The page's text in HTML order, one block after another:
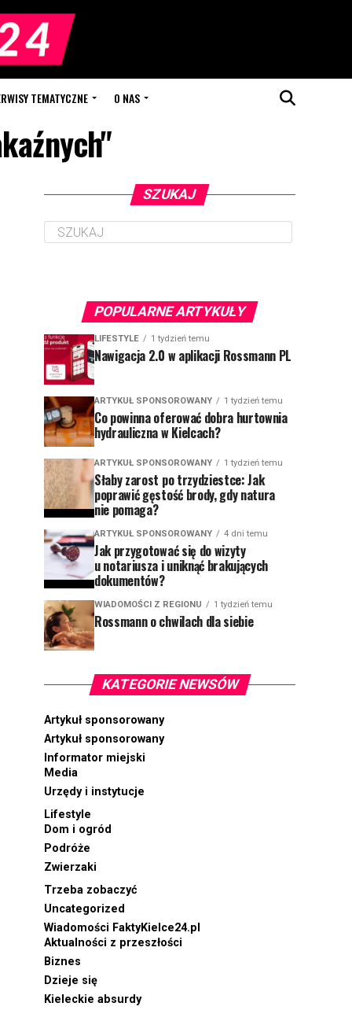
TEMATYCZNE O NAS
SZUKAJ
POPULARNE ARTYKUŁY
LIFESTYLE 1 tydzień temu
Nawigacja 2.0 w aplikacji Rossmann PL
ARTYKUŁ SPONSOROWANY 1 tydzień temu
Co powinna oferować dobra hurtownia
hydrauliczna w Kielcach?
ARTYKUŁ SPONSOROWANY 1 tydzień temu
Słaby zarost po trzydziestce: Jak
poprawić gęstość brody, gdy natura
nie pomaga?
ARTYKUŁ SPONSOROWANY 4 dni temu
Jak przygotować się do wizyty
u notariusza i uniknąć brakujących
dokumentów?
WIADOMOŚCI Z REGIONU 1 tydzień temu
Rossmann o chwilach dla siebie
KATEGORIE NEWSÓW
Artykuł sponsorowany
Artykuł sponsorowany
Informator miejski
Media
Urzędy i instytucje
Lifestyle
Dom i ogród
Podróże
Zwierzaki
Trzeba zobaczyć
Uncategorized
Wiadomości FaktyKielce24.pl
Aktualności z przeszłości
Biznes
Dzieje się
Kieleckie absurdy